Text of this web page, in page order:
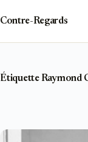
contenu
Contre-Regards
ÉtiquetteRaymond